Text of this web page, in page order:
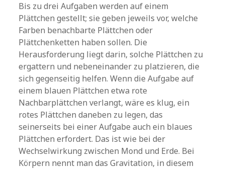
Bis zu drei Aufgaben werden auf einem
Plättchen gestellt; sie geben jeweils vor, welche
Farben benachbarte Plättchen oder
Plättchenketten haben sollen. Die
Herausforderung liegt darin, solche Plättchen zu
ergattern und nebeneinander zu platzieren, die
sich gegenseitig helfen. Wenn die Aufgabe auf
einem blauen Plättchen etwa rote
Nachbarplättchen verlangt, wäre es klug, ein
rotes Plättchen daneben zu legen, das
seinerseits bei einer Aufgabe auch ein blaues
Plättchen erfordert. Das ist wie bei der
Wechselwirkung zwischen Mond und Erde. Bei
Körpern nennt man das Gravitation, in diesem